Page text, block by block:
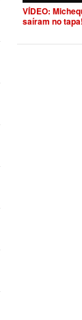
VÍDEO:
saíram no